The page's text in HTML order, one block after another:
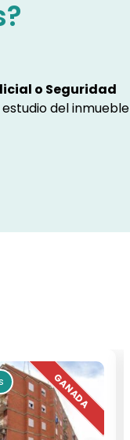
o Seguridad
del inmueble